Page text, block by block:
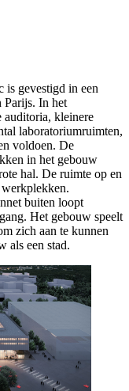
is gevestigd in een
Parijs. In het
auditoria, kleinere
laboratoriumruimten,
voldoen. De
in het gebouw
hal. De ruimte op en
buiten loopt
Het gebouw speelt
zich aan te kunnen
als een stad.